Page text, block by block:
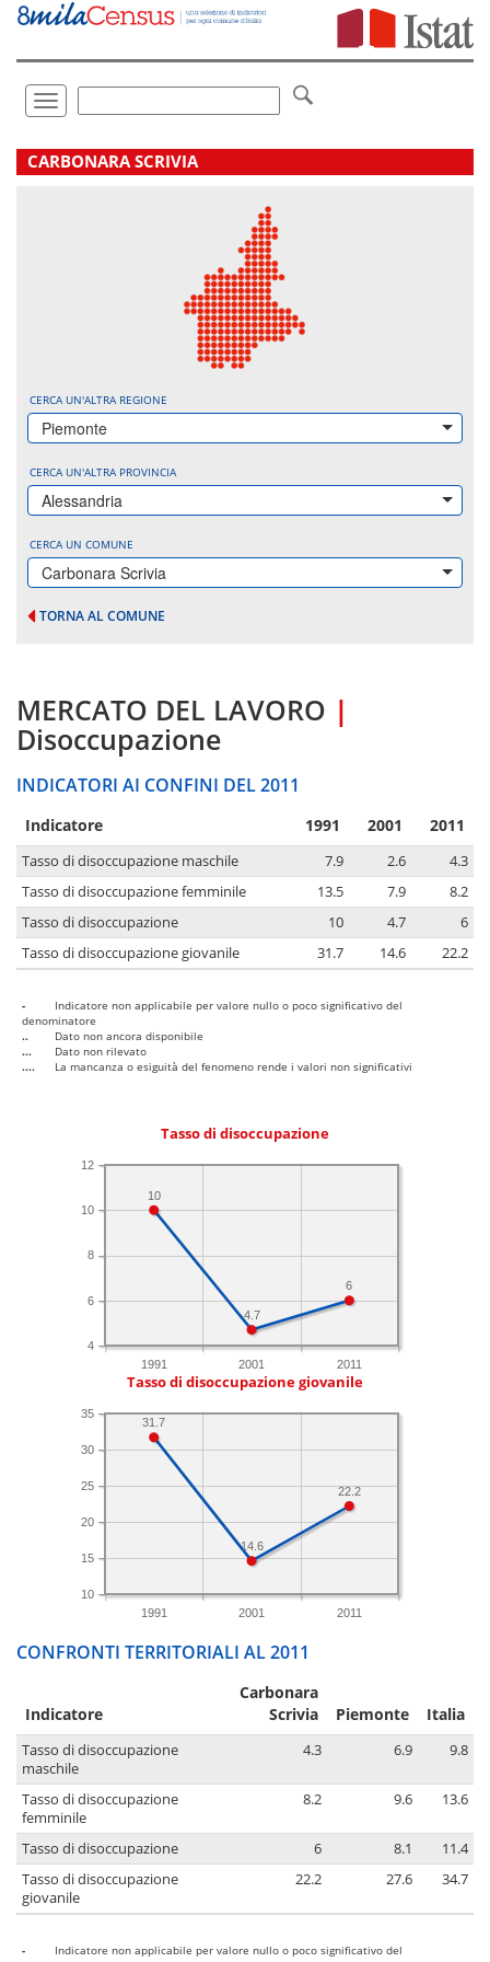
Vai
direttamente
Toggle
navigation
.
CARBONARA SCRIVIA
CERCA UN'ALTRA REGIONE
Piemonte
CERCA UN'ALTRA PROVINCIA
Alessandria
CERCA UN COMUNE
Carbonara Scrivia
TORNA AL COMUNE
MERCATO DEL LAVORO |
Disoccupazione
INDICATORI AI CONFINI DEL 2011
Indicatore 1991 2001 2011
Tasso di disoccupazione maschile 7.9 2.6
4.3
Tasso di disoccupazione femminile
13.5 7.9
8.2
Tasso di disoccupazione
10 4.7
6
Tasso di disoccupazione giovanile
31.7 14.6 22.2
-
Indicatore non applicabile per valore nullo o poco significativo del
denominatore
..
Dato non ancora disponibile
...
Dato non rilevato
....
La mancanza o esiguità del fenomeno rende i valori non significativi
Tasso di disoccupazione
1991 2001 2011
4
6
8
10
12
6
4.7
10
Tasso di disoccupazione giovanile
1991 2001 2011
10
15
20
25
30
35
22.2
14.6
31.7
CONFRONTI TERRITORIALI AL 2011
Indicatore
Carbonara
Scrivia
Piemonte Italia
Tasso di disoccupazione
maschile
4.3 6.9 9.8
Tasso di disoccupazione
femminile
8.2 9.6 13.6
Tasso di disoccupazione 6 8.1
11.4
Tasso di disoccupazione
giovanile
22.2 27.6 34.7
-
Indicatore non applicabile per valore nullo o poco significativo del